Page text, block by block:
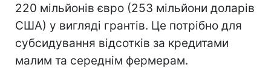
220 мільйонів євро (253 мільйони доларів
США) у вигляді грантів. Це потрібно для
субсидування відсотків за кредитами
малим та середнім фермерам.